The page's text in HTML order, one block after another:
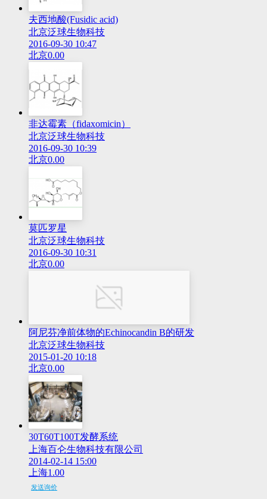
夫西地酸(Fusidic acid)
北京泛球生物科技
2016-09-30 10:47
北京0.00
非达霉素（fidaxomicin）
北京泛球生物科技
2016-09-30 10:39
北京0.00
莫匹罗星
北京泛球生物科技
2016-09-30 10:31
北京0.00
阿尼芬净前体物的Echinocandin B的研发
北京泛球生物科技
2015-01-20 10:18
北京0.00
30T60T100T发酵系统
上海百仑生物科技有限公司
2014-02-14 15:00
上海1.00
发送询价